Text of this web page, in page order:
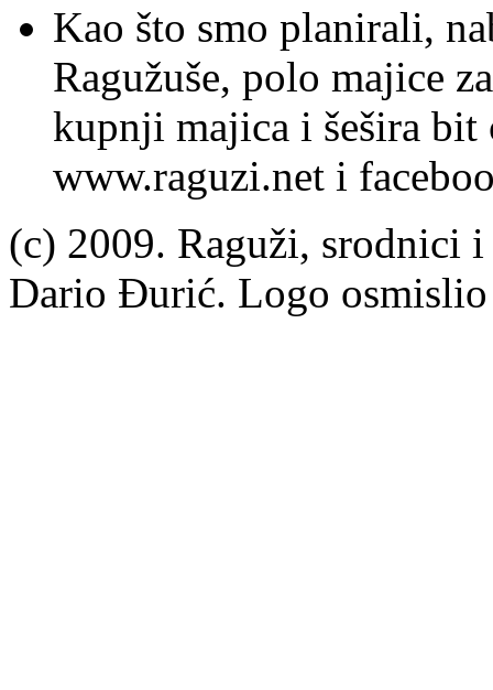
Kao što smo planirali,
Ragužuše, polo majice
kupnji majica i šešira bit
www.raguzi.net i
(c) 2009. Raguži, srodnici
Dario Đurić. Logo